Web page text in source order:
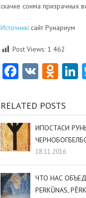
скачке сонма призрачных
Источник: сайт Рунариум
Post Views: 1 462
Facebook
VK
RELATED POSTS
ИПОСТАСИ
18.11.2016
ЧТО НАС
PERKŪNAS,